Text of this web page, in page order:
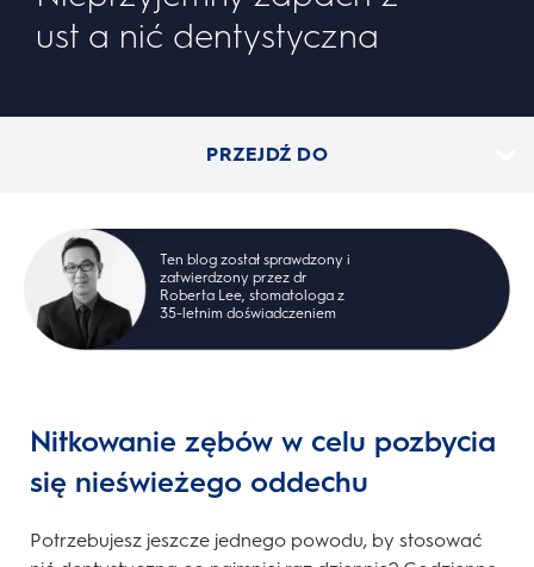
ust a nić dentystyczna
PRZEJDŹ DO
Ten blog został sprawdzony i
zatwierdzony przez dr
Roberta Lee, stomatologa z
35-letnim doświadczeniem
Nitkowanie zębów w celu pozbycia
się nieświeżego oddechu
Potrzebujesz jeszcze jednego powodu, by stosować